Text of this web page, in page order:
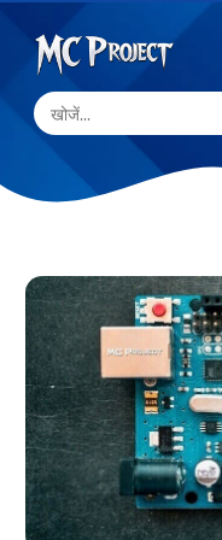
Project
Official
Store
डिजिटल
स्टोर
और
फ्रीलांस
सेवाएँ